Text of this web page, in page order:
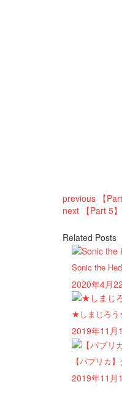
previous 【
next 【Part 5
Related Posts
Sonic the
2020年4月
★しまじろう
2019年11月
【パプリカ
2019年11月